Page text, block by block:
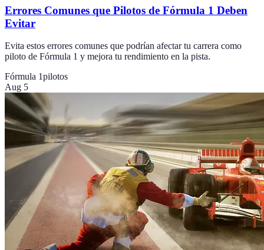
Errores Comunes que Pilotos de Fórmula 1 Deben
Evitar
Evita estos errores comunes que podrían afectar tu carrera como
piloto de Fórmula 1 y mejora tu rendimiento en la pista.
Fórmula 1pilotos
Aug 5